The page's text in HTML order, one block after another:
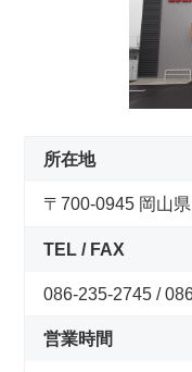
自転車・パーツの使
コンセプトストア
製品情報
オリジナルブランド
所在地
〒700-0945 岡山
TEL / FAX
086-235-2745 /
営業時間